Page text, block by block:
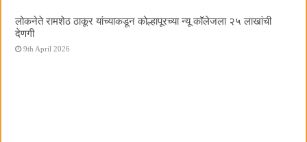
लोकनेते रामशेठ ठाकूर यांच्याकडून कोल्हापूरच्या न्यू कॉलेजला २५ लाखांची
देणगी
9th April 2026